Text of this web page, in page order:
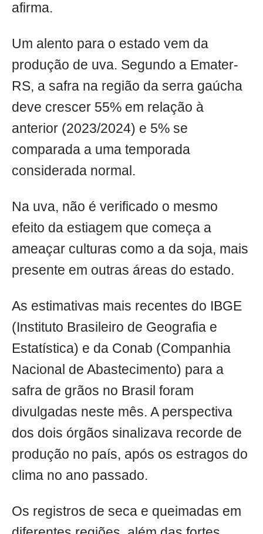
afirma.
Um alento para o estado vem da
produção de uva. Segundo a Emater-
RS, a safra na região da serra gaúcha
deve crescer 55% em relação à
anterior (2023/2024) e 5% se
comparada a uma temporada
considerada normal.
Na uva, não é verificado o mesmo
efeito da estiagem que começa a
ameaçar culturas como a da soja, mais
presente em outras áreas do estado.
As estimativas mais recentes do IBGE
(Instituto Brasileiro de Geografia e
Estatística) e da Conab (Companhia
Nacional de Abastecimento) para a
safra de grãos no Brasil foram
divulgadas neste mês. A perspectiva
dos dois órgãos sinalizava recorde de
produção no país, após os estragos do
clima no ano passado.
Os registros de seca e queimadas em